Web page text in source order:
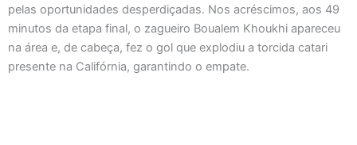
pelas oportunidades desperdiçadas. Nos acréscimos, aos 49
minutos da etapa final, o zagueiro Boualem Khoukhi apareceu
na área e, de cabeça, fez o gol que explodiu a torcida catari
presente na Califórnia, garantindo o empate.